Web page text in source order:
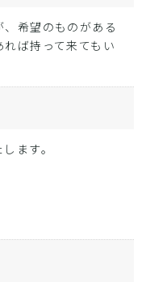
希望のものがある
ば持って来てもい
ます。